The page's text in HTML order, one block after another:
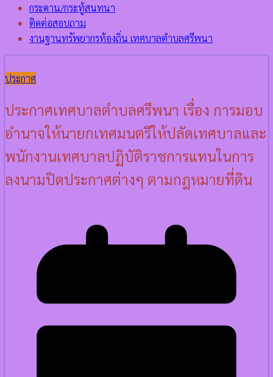
กระดาน/กระทู้สนทนา
ติดต่อสอบถาม
งานฐานทรัพยากรท้องถิ่น เทศบาลตำบลศรีพนา
ประกาศ
ประกาศเทศบาลตำบลศรีพนา เรื่อง การมอบ
อำนาจให้นายกเทศมนตรีให้ปลัดเทศบาลและ
พนักงานเทศบาลปฏิบัติราชการแทนในการ
ลงนามปิดประกาศต่างๆ ตามกฎหมายที่ดิน